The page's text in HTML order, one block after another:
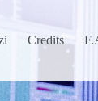
Credits